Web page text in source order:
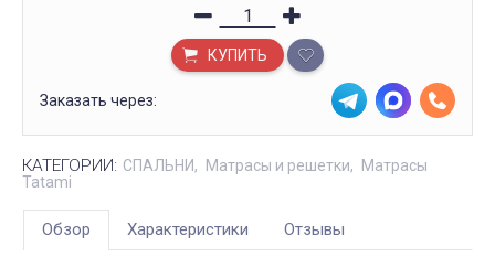
КУПИТЬ
Заказать через:
КАТЕГОРИИ: СПАЛЬНИ Матрасы и решетки
Матрасы
Tatami
Обзор Характеристики Отзывы